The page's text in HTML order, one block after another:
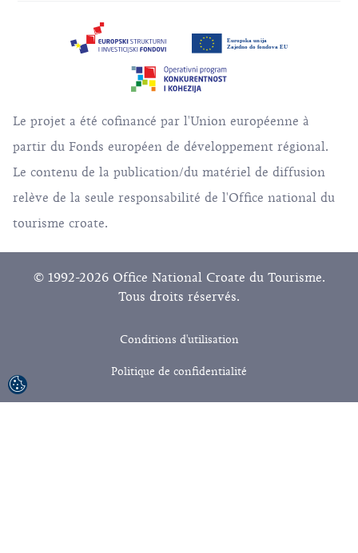
Le projet a été cofinancé par l'Union européenne à
partir du Fonds européen de développement régional.
Le contenu de la publication/du matériel de diffusion
relève de la seule responsabilité de l'Office national du
tourisme croate.
© 1992-2026 Office National Croate du Tourisme.
Tous droits réservés.
Conditions d'utilisation
Politique de confidentialité